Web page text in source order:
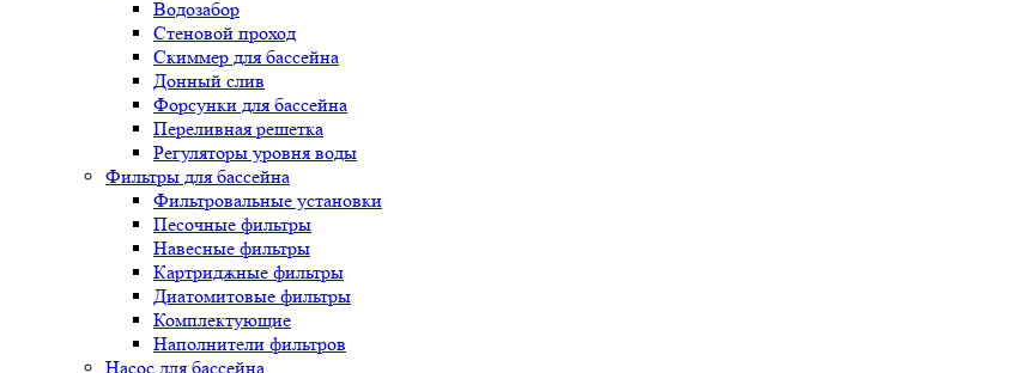
Водозабор
Стеновой проход
Скиммер для бассейна
Донный слив
Форсунки для бассейна
Переливная решетка
Регуляторы уровня воды
Фильтры для бассейна
Фильтровальные установки
Песочные фильтры
Навесные фильтры
Картриджные фильтры
Диатомитовые фильтры
Комплектующие
Наполнители фильтров
Насос для бассейна